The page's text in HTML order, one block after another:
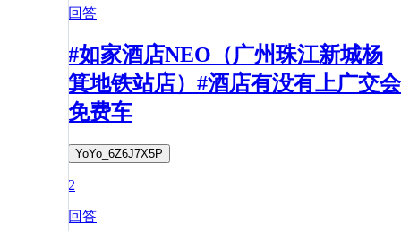
回答
#如家酒店NEO（广州珠江新城杨
箕地铁站店）#酒店有没有上广交会
免费车
YoYo_6Z6J7X5P
2
回答